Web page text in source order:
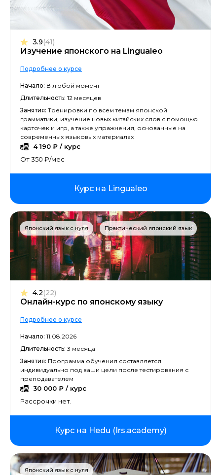
Изучение японского на Lingualeo
3.9(41)
Подробнее о курсе
Начало: В любой момент
Длительность: 12 месяцев
Занятия: Тренировки по всем темам японской
грамматики, изучение новых китайских слов с помощью
карточек и игр, а также упражнения, основанные на
современных языковых материалах
4 190 ₽ / курс
От 350 ₽/мес
Курс на Lingualeo
Японский язык с нуля Практический японский язык
Онлайн-курс по японскому языку
4.2(22)
Подробнее о курсе
Начало: 11.08.2026
Длительность: 3 месяца
Занятия: Программа обучения составляется
индивидуально под ваши цели после тестирования с
преподавателем
30 000 ₽ / курс
Рассрочки нет.
Курс на Hedu (Irs.academy)
Японский язык с нуля